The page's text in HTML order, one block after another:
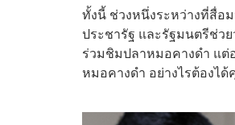
ทั้งนี้ ช่วงหนึ่งระหว่างที่สื่อ
ประชารัฐ และรัฐมนตรีช่ว
ร่วมชิมปลาหมอคางดำ แต่
หมอคางดำ อย่างไรต้องไ